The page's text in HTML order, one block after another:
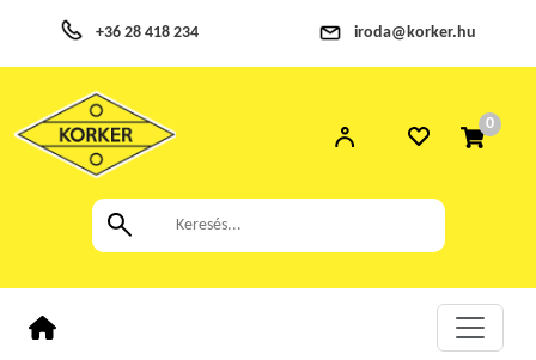
+36 28 418 234 iroda@korker.hu
0